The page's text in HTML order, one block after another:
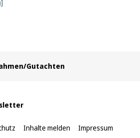
Gutachten
Inhalte melden Impressum